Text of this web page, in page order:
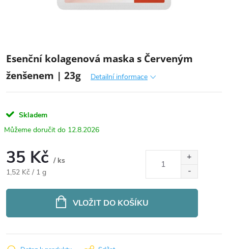
Esenční kolagenová maska s Červeným
ženšenem | 23g
Detailní informace
Skladem
12.8.2026
35 Kč / ks
Měrná
1,52 Kč / 1 g
VLOŽIT DO KOŠÍKU